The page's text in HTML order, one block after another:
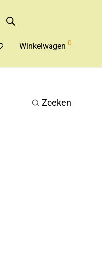
Winkelwagen 0
Zoeken